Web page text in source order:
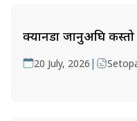
क्यानडा जानुअघि कस्तो
20 July, 2026 |